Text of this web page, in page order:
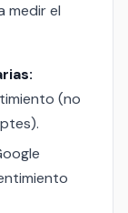
medir el
(no